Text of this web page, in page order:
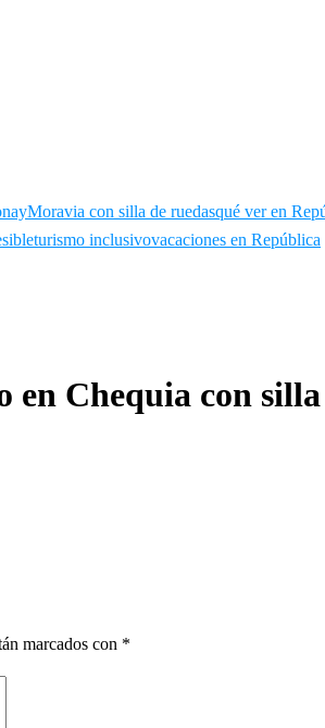
Moravia con silla de ruedasqué ver en
turismo inclusivovacaciones en República
en Chequia con
marcados con *